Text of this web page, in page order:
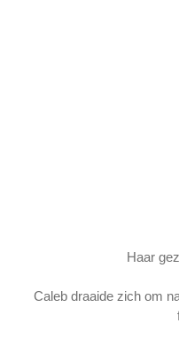
Haar
Caleb draaide zich om